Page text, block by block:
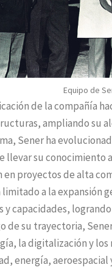
Equipo de
de la compañía
ampliando su
Sener ha
llevar su conocimiento
en proyectos de alta
limitado a la expansión
y capacidades,
de su trayectoria,
la digitalización y
energía,